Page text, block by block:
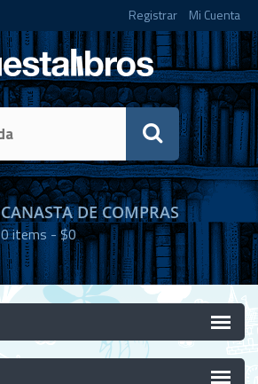
Registrar Mi Cuenta
CANASTA DE COMPRAS
0items -$0